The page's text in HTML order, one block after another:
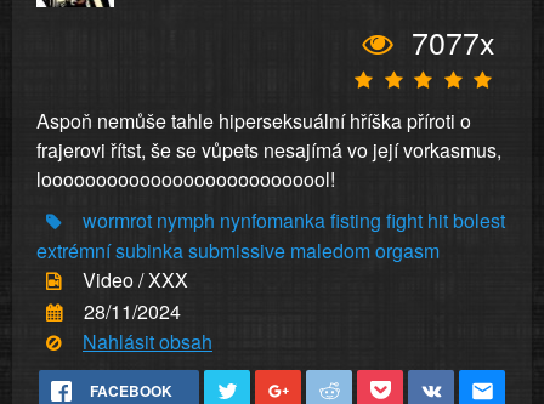
7077x
Aspoň nemůše tahle hiperseksuální hříška příroti o
frajerovi řítst, še se vůpets nesajímá vo její vorkasmus,
looooooooooooooooooooooooool!
wormrot nymph nynfomankafisting fight hitbolest
extrémnísubinkasubmissive maledomorgasm
Video / XXX
28/11/2024
Nahlásit obsah
FACEBOOK